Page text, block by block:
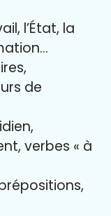
l’État, la
de
verbes « à